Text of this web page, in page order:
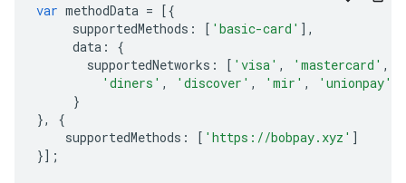
var methodData = [{
supportedMethods : [ 'basic-card' ],
data :
{
supportedNetworks : [ 'visa' , 'mastercard' ,
'diners' , 'discover' , 'mir' , 'unionpay'
}
},
{
supportedMethods : [ 'https://bobpay.xyz' ]
}];